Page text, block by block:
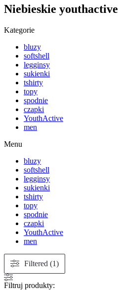
Niebieskie youthactive
Kategorie
bluzy
softshell
legginsy
sukienki
tshirty
topy
spodnie
czapki
YouthActive
men
Menu
bluzy
softshell
legginsy
sukienki
tshirty
topy
spodnie
czapki
YouthActive
men
Filtered (1)
Filtruj produkty: